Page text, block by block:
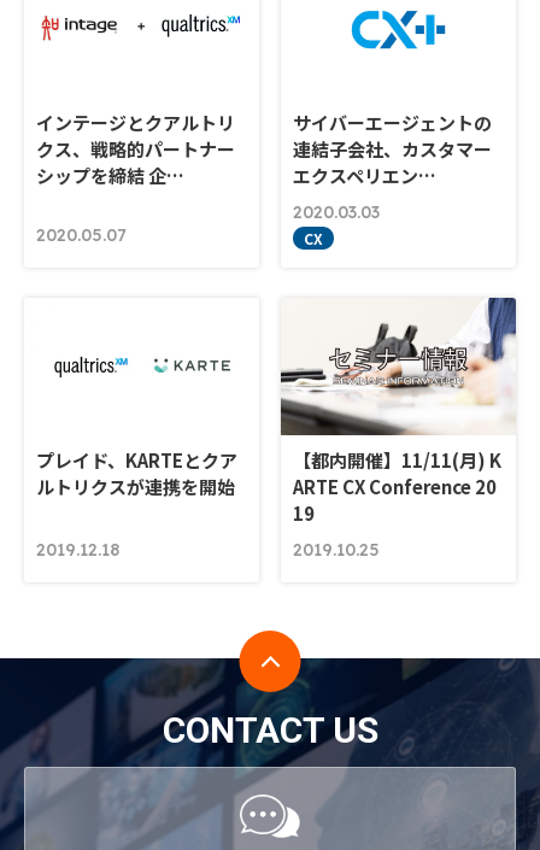
インテージとクアルトリ
クス、戦略的パートナー
シップを締結 企…
2020.05.07
サイバーエージェントの
連結子会社、カスタマー
エクスペリエン…
2020.03.03
CX
プレイド、KARTEとクア
ルトリクスが連携を開始
2019.12.18
【都内開催】11/11(月) K
ARTE CX Conference 20
19
2019.10.25
CONTACT US